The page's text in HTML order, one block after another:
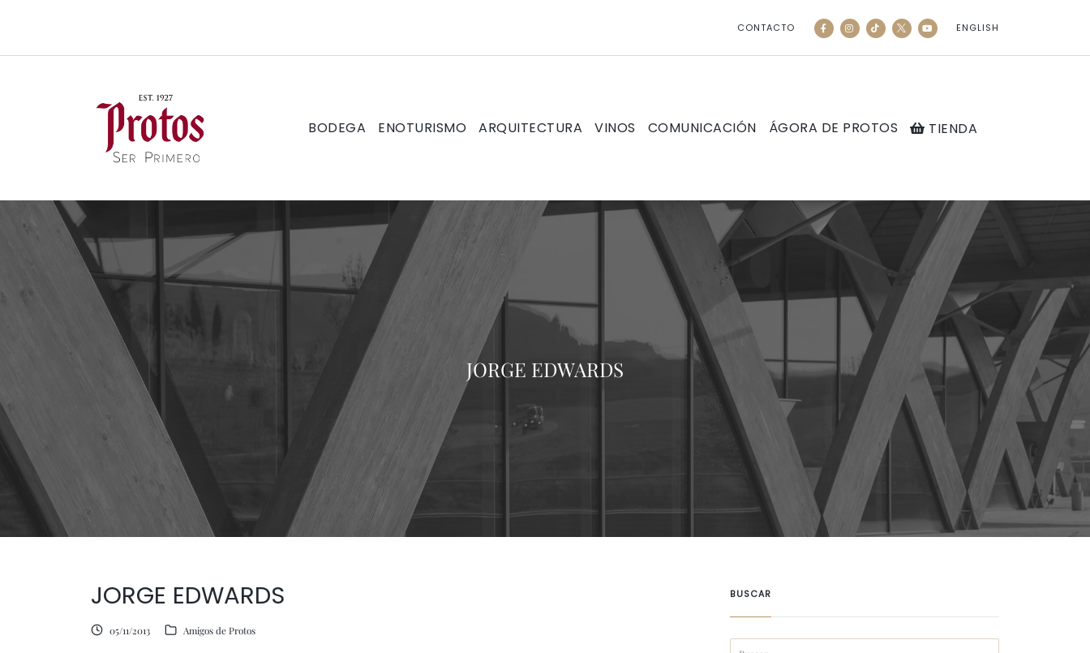
CONTACTO ENGLISH
BODEGA ENOTURISMO ARQUITECTURA VINOS COMUNICACIÓN ÁGORA DE PROTOS TIENDA
JORGE EDWARDS
JORGE EDWARDS
05/11/2013 Amigos de Protos
BUSCAR